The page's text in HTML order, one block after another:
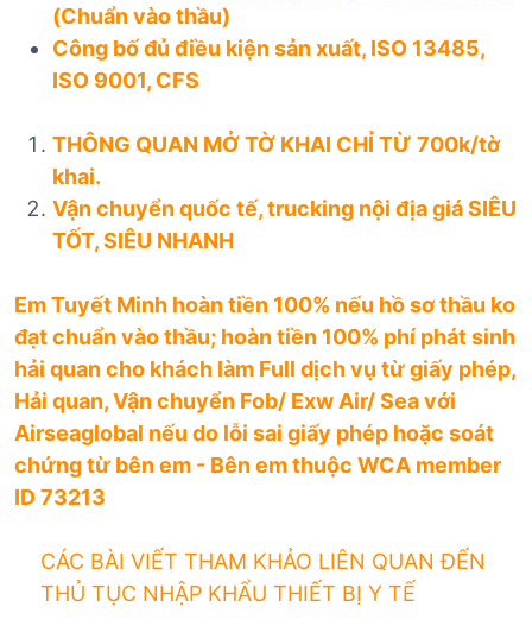
(Chuẩn vào thầu)
Công bố đủ điều kiện sản xuất, ISO 13485,
ISO 9001, CFS
THÔNG QUAN MỞ TỜ KHAI CHỈ TỪ 700k/tờ
khai.
Vận chuyển quốc tế, trucking nội địa giá SIÊU
TỐT, SIÊU NHANH
Em Tuyết Minh hoàn tiền 100% nếu hồ sơ thầu ko
đạt chuẩn vào thầu; hoàn tiền 100% phí phát sinh
hải quan cho khách làm Full dịch vụ từ giấy phép,
Hải quan, Vận chuyển Fob/ Exw Air/ Sea với
Airseaglobal nếu do lỗi sai giấy phép hoặc soát
chứng từ bên em - Bên em thuộc WCA member
ID 73213
CÁC BÀI VIẾT THAM KHẢO LIÊN QUAN ĐẾN
THỦ TỤC NHẬP KHẨU THIẾT BỊ Y TẾ